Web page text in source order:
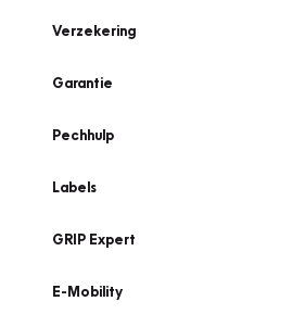
Verzekering
Garantie
Pechhulp
Labels
GRIP Expert
E-Mobility